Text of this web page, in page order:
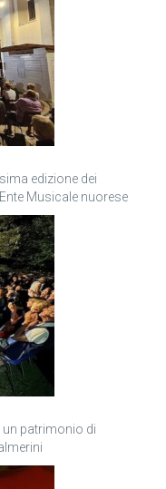
edizione dei
Musicale nuorese
un patrimonio di